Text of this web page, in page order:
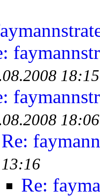
18:15
18:06
Re:
13:16
Re: